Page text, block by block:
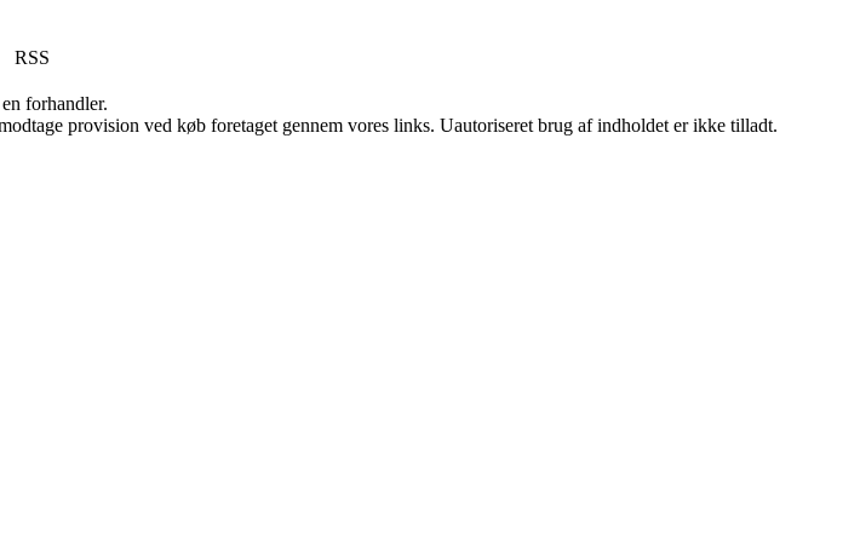
RSS
forhandler.
provision ved køb foretaget gennem vores links. Uautoriseret brug af indholdet er ikke tilladt.